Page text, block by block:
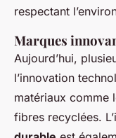
respectant
Marques
Aujourd’hui,
l’innovation
matériaux comme
fibres recyclées.